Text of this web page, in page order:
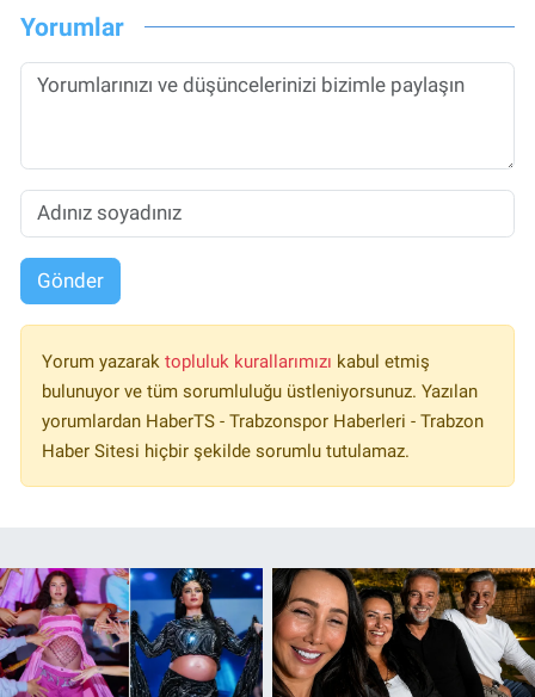
Yorumlar
Gönder
Yorum yazarak topluluk kurallarımızı kabul etmiş
bulunuyor ve tüm sorumluluğu üstleniyorsunuz. Yazılan
yorumlardan HaberTS - Trabzonspor Haberleri - Trabzon
Haber Sitesi hiçbir şekilde sorumlu tutulamaz.